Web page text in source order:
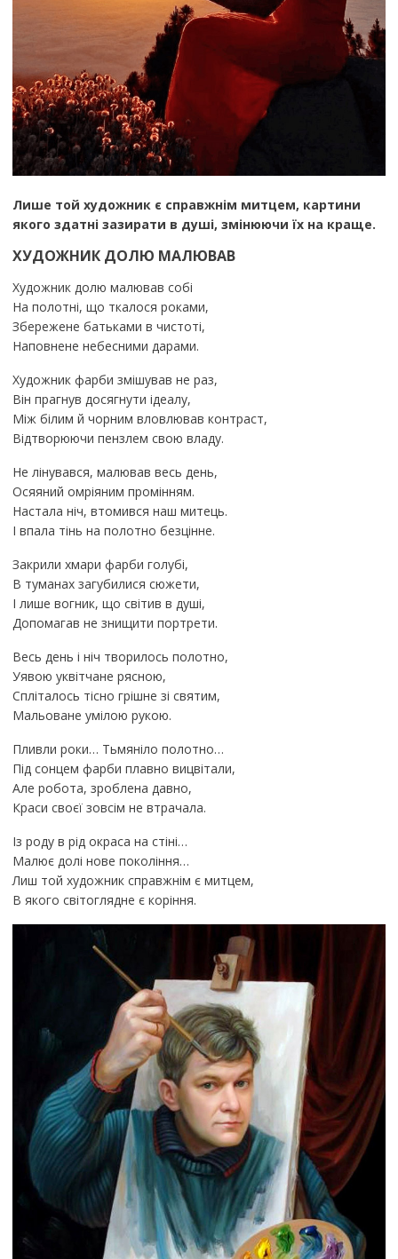
Лише той художник є справжнім митцем, картини
якого здатні зазирати в душі, змінюючи їх на краще.
ХУДОЖНИК ДОЛЮ МАЛЮВАВ
Художник долю малював собі
На полотні, що ткалося роками,
Збережене батьками в чистоті,
Наповнене небесними дарами.
Художник фарби змішував не раз,
Він прагнув досягнути ідеалу,
Між білим й чорним вловлював контраст,
Відтворюючи пензлем свою владу.
Не лінувався, малював весь день,
Осяяний омріяним промінням.
Настала ніч, втомився наш митець.
І впала тінь на полотно безцінне.
Закрили хмари фарби голубі,
В туманах загубилися сюжети,
І лише вогник, що світив в душі,
Допомагав не знищити портрети.
Весь день і ніч творилось полотно,
Уявою уквітчане рясною,
Спліталось тісно грішне зі святим,
Мальоване умілою рукою.
Пливли роки… Тьмяніло полотно…
Під сонцем фарби плавно вицвітали,
Але робота, зроблена давно,
Краси своєї зовсім не втрачала.
Із роду в рід окраса на стіні…
Малює долі нове покоління…
Лиш той художник справжнім є митцем,
В якого світоглядне є коріння.